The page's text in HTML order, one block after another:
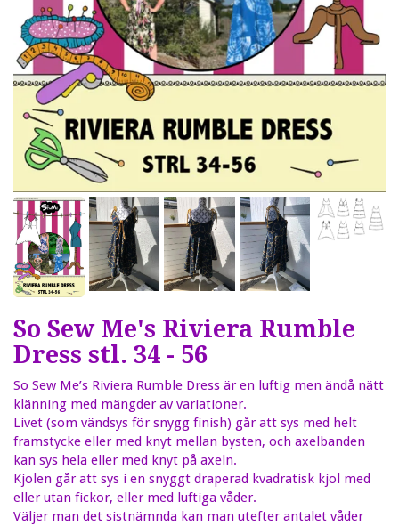
So Sew Me's Riviera Rumble
Dress stl. 34 - 56
So Sew Me’s Riviera Rumble Dress är en luftig men ändå nätt
klänning med mängder av variationer.
Livet (som vändsys för snygg finish) går att sys med helt
framstycke eller med knyt mellan bysten, och axelbanden
kan sys hela eller med knyt på axeln.
Kjolen går att sys i en snyggt draperad kvadratisk kjol med
eller utan fickor, eller med luftiga våder.
Väljer man det sistnämnda kan man utefter antalet våder